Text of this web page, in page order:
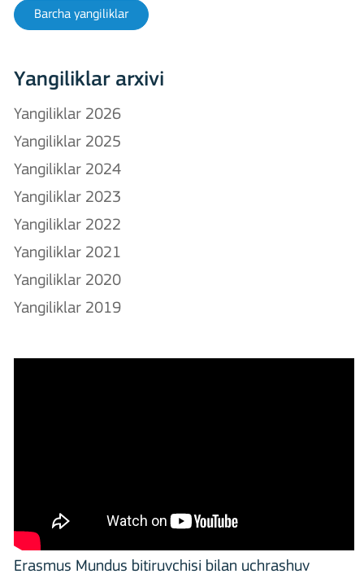
Barcha yangiliklar
Yangiliklar arxivi
Yangiliklar 2026
Yangiliklar 2025
Yangiliklar 2024
Yangiliklar 2023
Yangiliklar 2022
Yangiliklar 2021
Yangiliklar 2020
Yangiliklar 2019
Erasmus Mundus bitiruvchisi bilan uchrashuv